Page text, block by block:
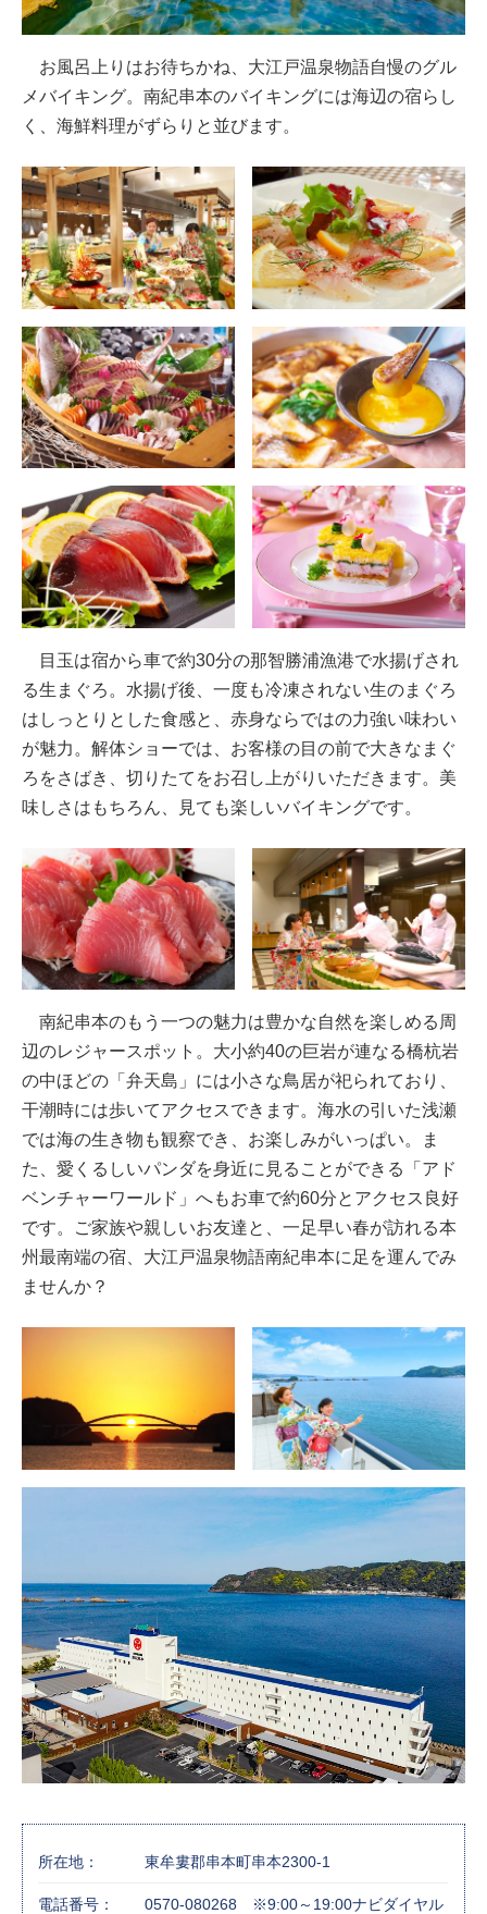
お風呂上りはお待ちかね、大江戸温泉物語自慢のグル
メバイキング。南紀串本のバイキングには海辺の宿らし
く、海鮮料理がずらりと並びます。
目玉は宿から車で約30分の那智勝浦漁港で水揚げされ
る生まぐろ。水揚げ後、一度も冷凍されない生のまぐろ
はしっとりとした食感と、赤身ならではの力強い味わい
が魅力。解体ショーでは、お客様の目の前で大きなまぐ
ろをさばき、切りたてをお召し上がりいただきます。美
味しさはもちろん、見ても楽しいバイキングです。
南紀串本のもう一つの魅力は豊かな自然を楽しめる周
辺のレジャースポット。大小約40の巨岩が連なる橋杭岩
の中ほどの「弁天島」には小さな鳥居が祀られており、
干潮時には歩いてアクセスできます。海水の引いた浅瀬
では海の生き物も観察でき、お楽しみがいっぱい。ま
た、愛くるしいパンダを身近に見ることができる「アド
ベンチャーワールド」へもお車で約60分とアクセス良好
です。ご家族や親しいお友達と、一足早い春が訪れる本
州最南端の宿、大江戸温泉物語南紀串本に足を運んでみ
ませんか？
所在地： 東牟婁郡串本町串本2300-1
電話番号： 0570-080268 ※9:00～19:00ナビダイヤル